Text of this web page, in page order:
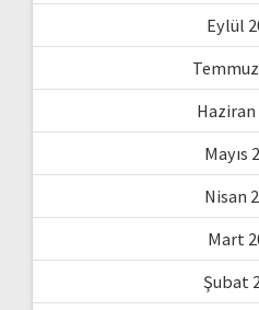
Eylül
Haziran
Mayıs
Nisan
Mart
Şubat